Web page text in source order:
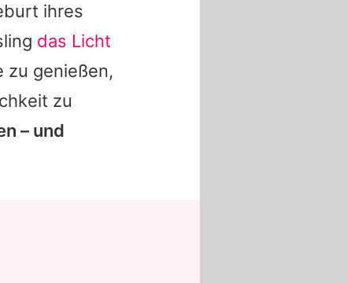
ihres
das Licht
zu genießen,
zu
– und